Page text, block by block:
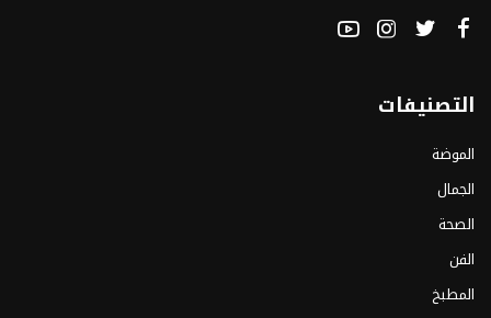
التصنيفات
الموضة
الجمال
الصحة
الفن
المطبخ